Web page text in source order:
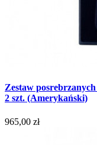
Zestaw
2 szt. (Amerykański)
965,00 zł